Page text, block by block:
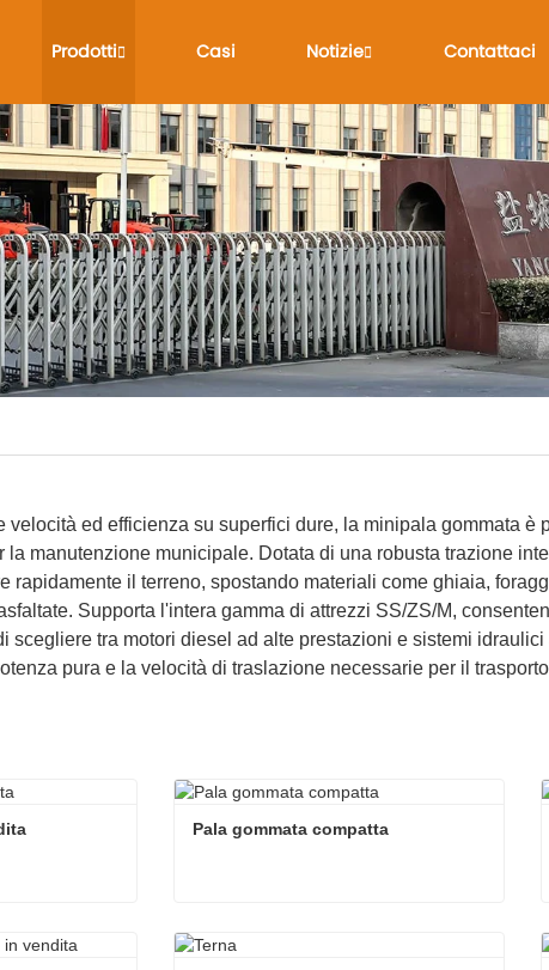
Prodotti Casi Notizie Contattaci
velocità ed efficienza su superfici dure, la minipala gommata è
la manutenzione municipale. Dotata di una robusta trazione
rapidamente il terreno, spostando materiali come ghiaia,
Supporta l'intera gamma di attrezzi SS/ZS/M,
scegliere tra motori diesel ad alte prestazioni e sistemi
pura e la velocità di traslazione necessarie per il
Pala gommata compatta
Pala gommata compatta